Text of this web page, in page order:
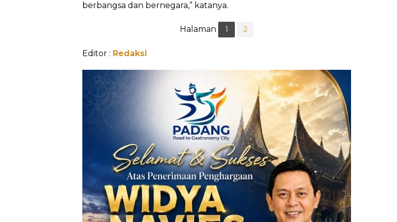
berbangsa dan bernegara,” katanya.
Halaman 1 2
Editor : Redaksi